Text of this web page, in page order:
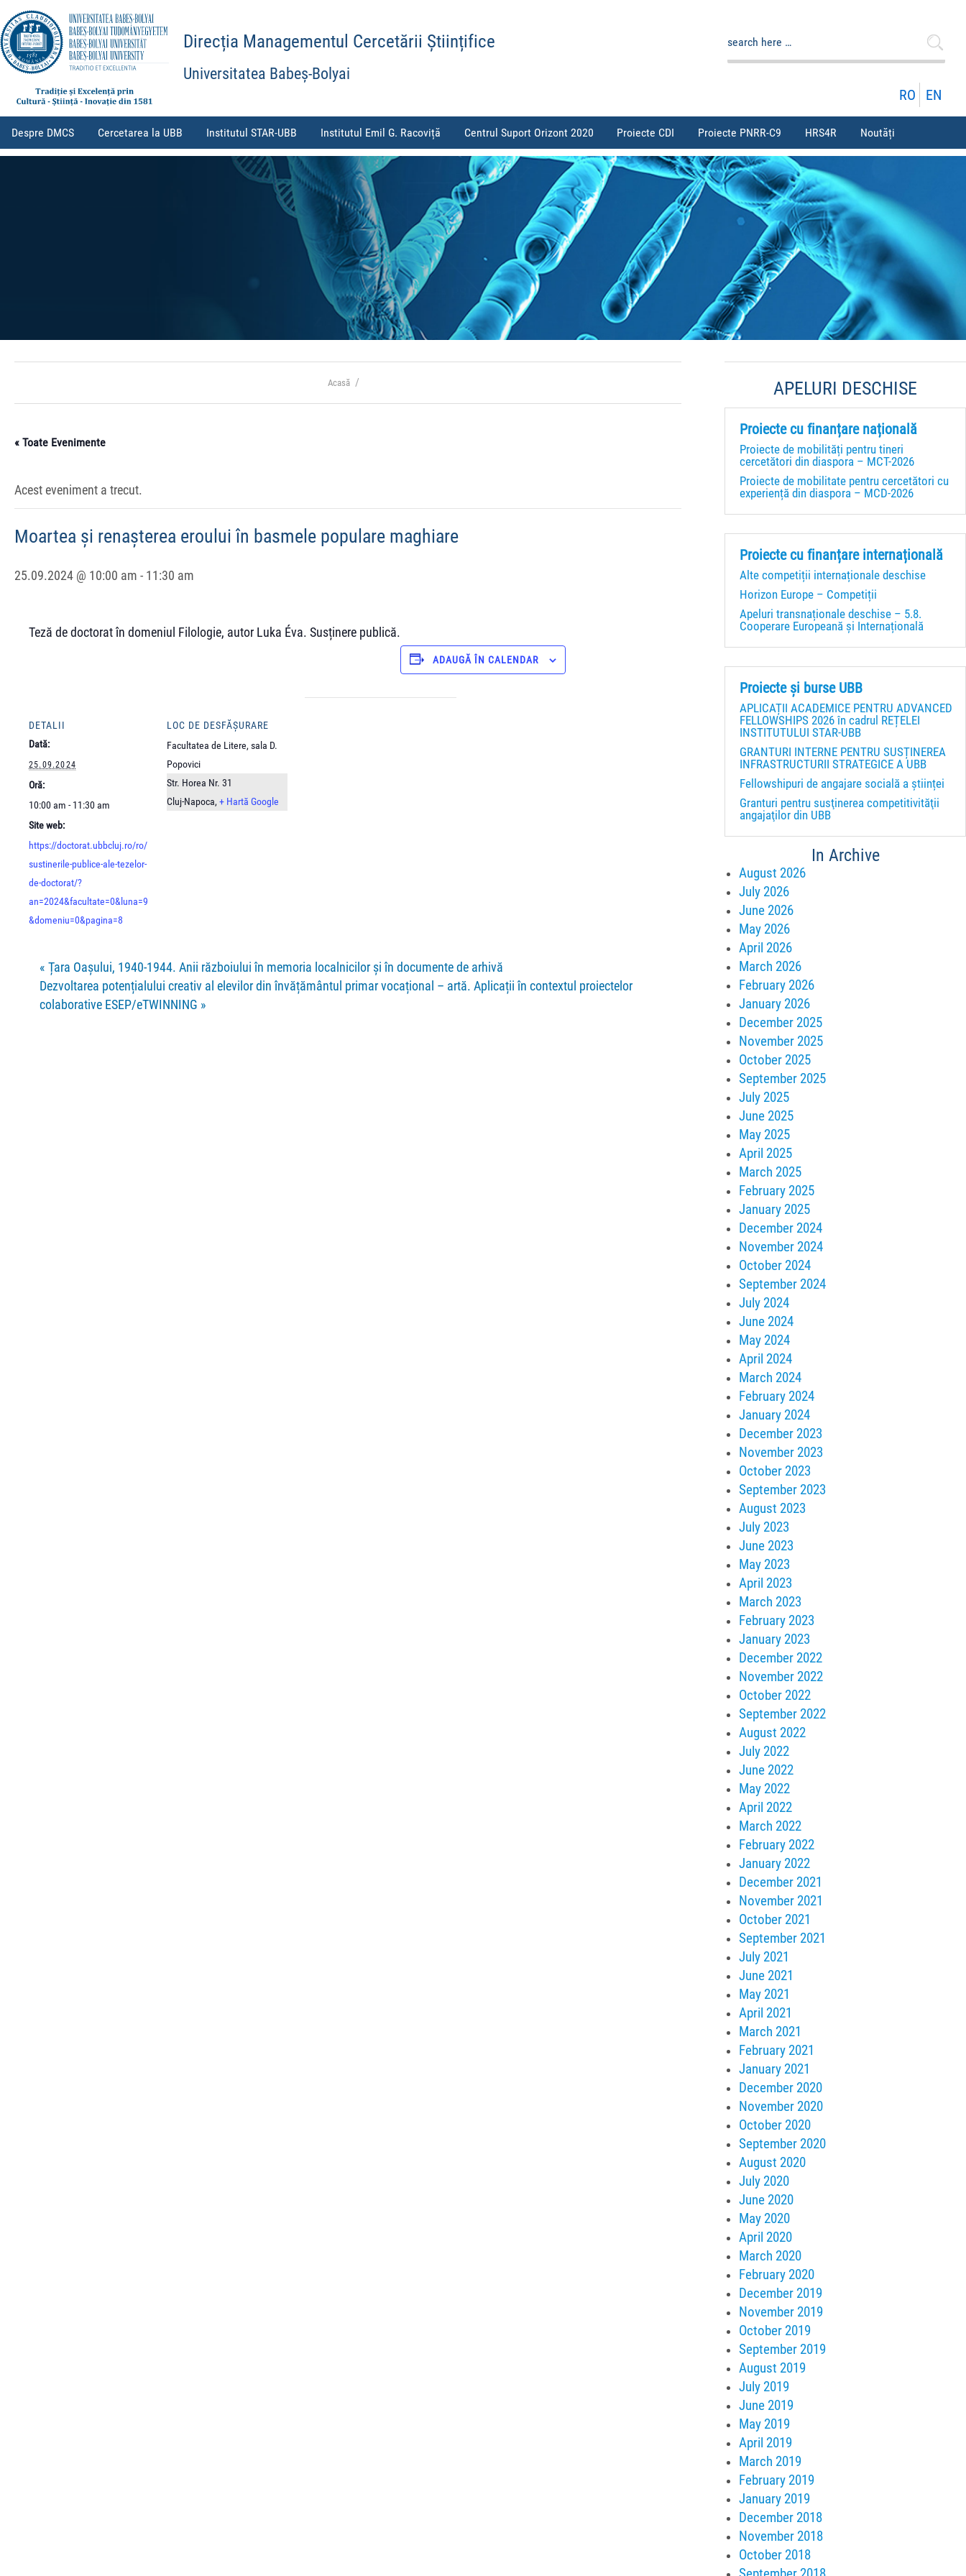
Direcția Managementul Cercetării Științifice
Universitatea Babeș-Bolyai
RO EN
Despre DMCS Cercetarea la UBB Institutul STAR-UBB Institutul Emil G. Racoviță Centrul Suport Orizont 2020 Proiecte CDI Proiecte PNRR-C9 HRS4R Noutăți
Acasă
« Toate Evenimente
Acest eveniment a trecut.
Moartea și renașterea eroului în basmele populare maghiare
25.09.2024 @ 10:00 am - 11:30 am
Teză de doctorat în domeniul Filologie, autor Luka Éva. Susținere publică.
ADAUGĂ ÎN CALENDAR
DETALII
Dată:
25.09.2024
Oră:
10:00 am - 11:30 am
Site web:
https://doctorat.ubbcluj.ro/ro/
sustinerile-publice-ale-tezelor-
de-doctorat/?
an=2024&facultate=0&luna=9
&domeniu=0&pagina=8
LOC DE DESFĂȘURARE
Facultatea de Litere, sala D.
Popovici
Str. Horea Nr. 31
Cluj-Napoca, + Hartă Google
« Țara Oașului, 1940-1944. Anii războiului în memoria localnicilor și în documente de arhivă
Dezvoltarea potențialului creativ al elevilor din învățământul primar vocațional – artă. Aplicații în contextul proiectelor
colaborative ESEP/eTWINNING »
APELURI DESCHISE
Proiecte cu finanțare națională
Proiecte de mobilități pentru tineri
cercetători din diaspora – MCT-2026
Proiecte de mobilitate pentru cercetători cu
experiență din diaspora – MCD-2026
Proiecte cu finanțare internațională
Alte competiții internaționale deschise
Horizon Europe – Competiții
Apeluri transnaționale deschise – 5.8.
Cooperare Europeană și Internațională
Proiecte și burse UBB
APLICAȚII ACADEMICE PENTRU ADVANCED
FELLOWSHIPS 2026 în cadrul REȚELEI
INSTITUTULUI STAR-UBB
GRANTURI INTERNE PENTRU SUSȚINEREA
INFRASTRUCTURII STRATEGICE A UBB
Fellowshipuri de angajare socială a științei
Granturi pentru susţinerea competitivităţii
angajaţilor din UBB
In Archive
August 2026
July 2026
June 2026
May 2026
April 2026
March 2026
February 2026
January 2026
December 2025
November 2025
October 2025
September 2025
July 2025
June 2025
May 2025
April 2025
March 2025
February 2025
January 2025
December 2024
November 2024
October 2024
September 2024
July 2024
June 2024
May 2024
April 2024
March 2024
February 2024
January 2024
December 2023
November 2023
October 2023
September 2023
August 2023
July 2023
June 2023
May 2023
April 2023
March 2023
February 2023
January 2023
December 2022
November 2022
October 2022
September 2022
August 2022
July 2022
June 2022
May 2022
April 2022
March 2022
February 2022
January 2022
December 2021
November 2021
October 2021
September 2021
July 2021
June 2021
May 2021
April 2021
March 2021
February 2021
January 2021
December 2020
November 2020
October 2020
September 2020
August 2020
July 2020
June 2020
May 2020
April 2020
March 2020
February 2020
December 2019
November 2019
October 2019
September 2019
August 2019
July 2019
June 2019
May 2019
April 2019
March 2019
February 2019
January 2019
December 2018
November 2018
October 2018